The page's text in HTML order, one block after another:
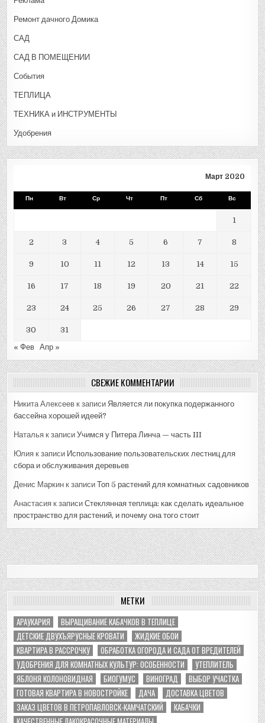
Ремонт дачного Домика
САД
САД В ПОМЕЩЕНИИ
События
ТЕПЛИЦА
ТЕХНИКА и ИНСТРУМЕНТЫ
Удобрения
Март 2020
Пн Вт Ср Чт Пт Сб Вс
1
2 3 4 5 6 7 8
9 10 11 12 13 14 15
16 17 18 19 20 21 22
23 24 25 26 27 28 29
30
31
« Фев
Апр »
СВЕЖИЕ КОММЕНТАРИИ
Никита Алексеев к записиЯвляется ли покупка подержанного
бассейна хорошей идеей?
Наталья к записиУчимся у Питера Линча — часть III
Юлия к записи Использование пользовательских лестниц для
сбора и обслуживания деревьев
Денис Маркин к записиТоп 5 растений для комнатных садовников
Анастасия к записиСтеклянная теплица: как сделать идеальное
пространство для растений, и почему она того стоит
МЕТКИ
АРАУКАРИЯ
ВЫРАЩИВАНИЕ КАБАЧКОВ В ТЕПЛИЦЕ
ДЕТСКИЕ ДВУХЪЯРУСНЫЕ КРОВАТИ
ЖИДКИЕ ОБОИ
КВАРТИРА В РАССРОЧКУ
ОБРАБОТКА ОГОРОДА И САДА ОТ ВРЕДИТЕЛЕЙ
УДОБРЕНИЯ ДЛЯ КОМНАТНЫХ КУЛЬТУР: ОСОБЕННОСТИ
УТЕПЛИТЕЛЬ
ЯБЛОНЯ КОЛОНОВИДНАЯ
БИОГУМУС ВИНОГРАД
ВЫБОР УЧАСТКА
ГОТОВАЯ КВАРТИРА В НОВОСТРОЙКЕ
ДАЧА
ДОСТАВКА ЦВЕТОВ
ЗАКАЗ ЦВЕТОВ В ПЕТРОПАВЛОВСК-КАМЧАТСКИЙ
КАБАЧКИ